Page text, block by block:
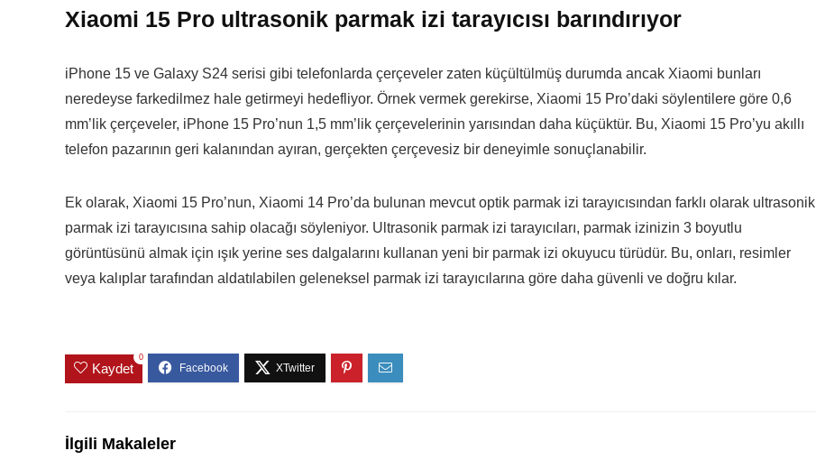
Xiaomi 15 Pro ultrasonik parmak izi tarayıcısı barındırıyor
iPhone 15 ve Galaxy S24 serisi gibi telefonlarda çerçeveler zaten küçültülmüş durumda ancak Xiaomi bunları
neredeyse farkedilmez hale getirmeyi hedefliyor. Örnek vermek gerekirse, Xiaomi 15 Pro’daki söylentilere göre 0,6
mm’lik çerçeveler, iPhone 15 Pro’nun 1,5 mm’lik çerçevelerinin yarısından daha küçüktür. Bu, Xiaomi 15 Pro’yu akıllı
telefon pazarının geri kalanından ayıran, gerçekten çerçevesiz bir deneyimle sonuçlanabilir.
Ek olarak, Xiaomi 15 Pro’nun, Xiaomi 14 Pro’da bulunan mevcut optik parmak izi tarayıcısından farklı olarak ultrasonik
parmak izi tarayıcısına sahip olacağı söyleniyor. Ultrasonik parmak izi tarayıcıları, parmak izinizin 3 boyutlu
görüntüsünü almak için ışık yerine ses dalgalarını kullanan yeni bir parmak izi okuyucu türüdür. Bu, onları, resimler
veya kalıplar tarafından aldatılabilen geleneksel parmak izi tarayıcılarına göre daha güvenli ve doğru kılar.
Kaydet
0
İlgili Makaleler